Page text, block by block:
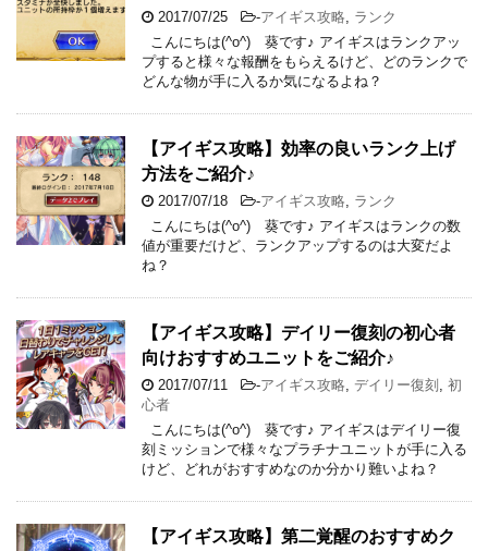
2017/07/25 -アイギス攻略
ランク
こんにちは(^o^) 葵です♪ アイギスはランクアッ
プすると様々な報酬をもらえるけど、どのランクで
どんな物が手に入るか気になるよね？
【アイギス攻略】効率の良いランク上げ
方法をご紹介♪
2017/07/18 -アイギス攻略
ランク
こんにちは(^o^) 葵です♪ アイギスはランクの数
値が重要だけど、ランクアップするのは大変だよ
ね？
【アイギス攻略】デイリー復刻の初心者
向けおすすめユニットをご紹介♪
2017/07/11 -アイギス攻略 デイリー復刻 初
心者
こんにちは(^o^) 葵です♪ アイギスはデイリー復
刻ミッションで様々なプラチナユニットが手に入る
けど、どれがおすすめなのか分かり難いよね？
【アイギス攻略】第二覚醒のおすすめク